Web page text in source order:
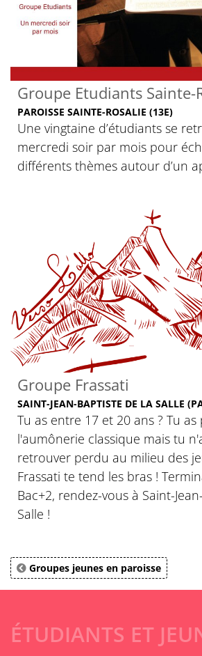
Groupe Etudiants Sainte-
PAROISSE SAINTE-ROSALIE (13E)
Une vingtaine d’étudiants se
mercredi soir par mois pour
différents thèmes autour d’un
Groupe Frassati
SAINT-JEAN-BAPTISTE DE LA SALLE
Tu as entre 17 et 20 ans ? Tu as
l'aumônerie classique mais tu
retrouver perdu au milieu des
Frassati te tend les bras !
Bac+2, rendez-vous à Saint-
Salle !
Groupes jeunes en paroisse
ÉTUDIANTS ET